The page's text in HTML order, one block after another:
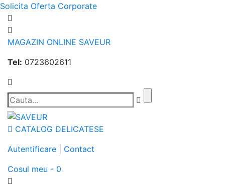
Solicita Oferta Corporate
MAGAZIN ONLINE SAVEUR
Tel: 0723602611
CATALOG DELICATESE
Autentificare
Contact
Cosul meu - 0